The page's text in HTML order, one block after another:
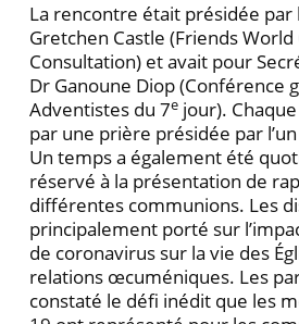
La rencontre était présidée par
Gretchen Castle (Friends
Consultation) et avait pour
Dr Ganoune Diop (Conférence
Adventistes du 7e jour).
par une prière présidée par
Un temps a également été
réservé à la présentation de
différentes communions. Les
principalement porté sur
de coronavirus sur la vie des
relations œcuméniques. Les
constaté le défi inédit que les